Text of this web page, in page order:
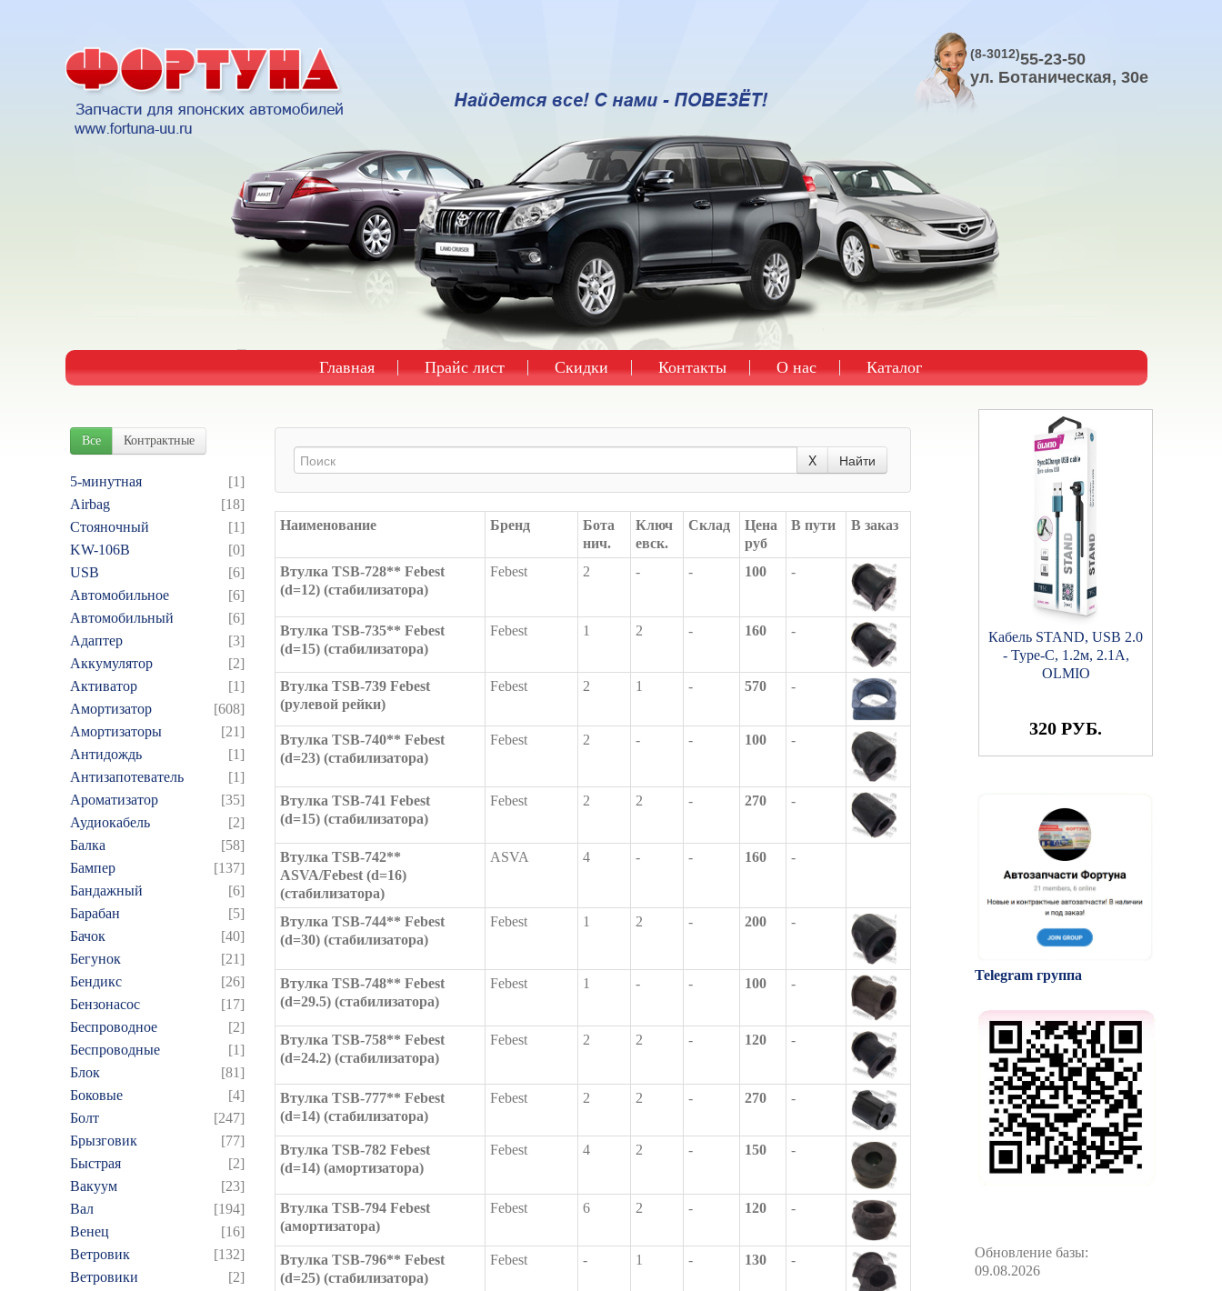
8(3012)55-23-50
ул. Ключевская, 144
Главная Прайс лист Скидки Контакты О нас Каталог
Все Контрактные
5-минутная
[1]
Airbag
[18]
Cтояночный
[1]
KW-106B
[0]
USB
[6]
Автомобильное
[6]
Автомобильный
[6]
Адаптер
[3]
Аккумулятор
[2]
Активатор
[1]
Амортизатор
[608]
Амортизаторы
[21]
Антидождь
[1]
Антизапотеватель
[1]
Ароматизатор
[35]
Аудиокабель
[2]
Балка
[58]
Бампер
[137]
Бандажный
[6]
Барабан
[5]
Бачок
[40]
Бегунок
[21]
Бендикс
[26]
Бензонасос
[17]
Беспроводное
[2]
Беспроводные
[1]
Блок
[81]
Боковые
[4]
Болт
[247]
Брызговик
[77]
Быстрая
[2]
Вакуум
[23]
Вал
[194]
Венец
[16]
Ветровик
[132]
Ветровики
[2]
X Найти
Наименование Бренд
Бота
нич.
Ключ
евск.
Склад
Цена
руб
В пути В заказ
Втулка TSB-728** Febest
(d=12) (стабилизатора)
Febest 2 - - 100 -
Втулка TSB-735** Febest
(d=15) (стабилизатора)
Febest 1 2 - 160 -
Втулка TSB-739 Febest
(рулевой рейки)
Febest 2 1 - 570 -
Втулка TSB-740** Febest
(d=23) (стабилизатора)
Febest 2 - - 100 -
Втулка TSB-741 Febest
(d=15) (стабилизатора)
Febest 2 2 - 270 -
Втулка TSB-742**
ASVA/Febest (d=16)
(стабилизатора)
ASVA 4 - - 160 -
Втулка TSB-744** Febest
(d=30) (стабилизатора)
Febest 1 2 - 200 -
Втулка TSB-748** Febest
(d=29.5) (стабилизатора)
Febest 1 - - 100 -
Втулка TSB-758** Febest
(d=24.2) (стабилизатора)
Febest 2 2 - 120 -
Втулка TSB-777** Febest
(d=14) (стабилизатора)
Febest 2 2 - 270 -
Втулка TSB-782 Febest
(d=14) (амортизатора)
Febest 4 2 - 150 -
Втулка TSB-794 Febest
(амортизатора)
Febest 6 2 - 120 -
Втулка TSB-796** Febest
(d=25) (стабилизатора)
Febest - 1 - 130 -
Кабель STAND, USB 2.0
- microUSB, 1.2м, 2.1A,
OLMIO
320 РУБ.
Telegram группа
Обновление базы:
09.08.2026